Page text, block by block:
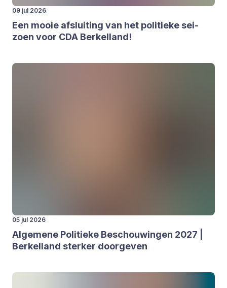
09 jul 2026
Een mooie afslui­ting van het poli­tie­ke sei­
zoen voor CDA Ber­kel­land!
05 jul 2026
Alge­me­ne Poli­tie­ke Beschou­win­gen 2027
Ber­kel­land ster­ker door­ge­ven